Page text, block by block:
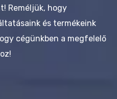
Reméljük, hogy
és termékeink
cégünkben a megfelelő